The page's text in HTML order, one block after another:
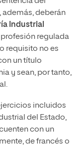
además, deberán
Industrial
regulada
requisito no es
un título
y sean, por tanto,
incluidos
del Estado,
con un
de francés o